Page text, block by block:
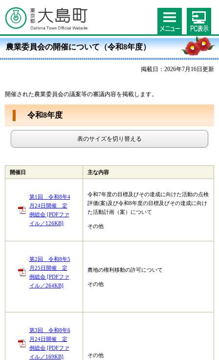
農業委員会の開催について（令和8年度）
掲載日：2026年7月16日更新
開催された農業委員会の議案等の審議内容を掲載します。
令和8年度
表のサイズを切り替える
開催日 主な内容
第1回 令和8年4
月24日開催 定
例総会 [PDFファ
イル／126KB]
令和7年度の目標及びその達成に向けた活動の点検
評価(案)及び令和8年度の目標及びその達成に向け
た活動計画（案）について
その他
第2回 令和8年5
月25日開催 定
例総会 [PDFファ
イル／264KB]
農地の権利移動の許可について
その他
第3回 令和8年6
月24日開催 定
例総会 [PDFファ
イル／169KB]
その他